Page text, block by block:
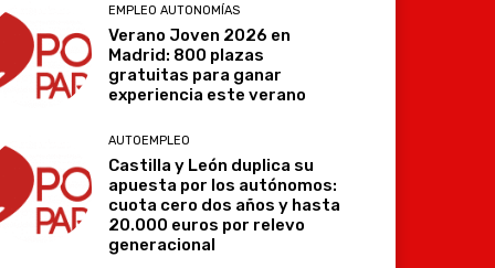
EMPLEO AUTONOMÍAS
Verano Joven 2026 en
Madrid: 800 plazas
gratuitas para ganar
experiencia este verano
AUTOEMPLEO
Castilla y León duplica su
apuesta por los autónomos:
cuota cero dos años y hasta
20.000 euros por relevo
generacional